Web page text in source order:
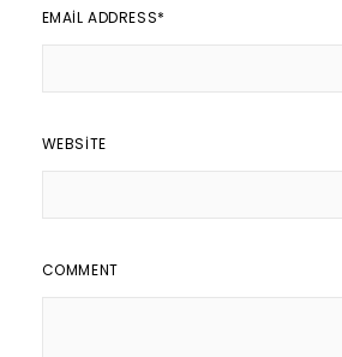
EMAIL ADDRESS*
WEBSITE
COMMENT